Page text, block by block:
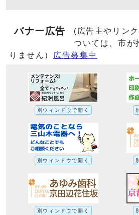
バナー広告
(広告主やリン
ついては、市が
りません）
広告募集中
別ウィンドウで開く
別ウィンドウで開く
別ウィンドウで開く